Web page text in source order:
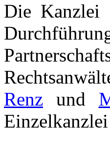
Die Kanzlei
Renz und